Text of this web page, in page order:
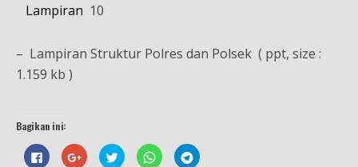
Lampiran 10
– Lampiran Struktur Polres dan Polsek ( ppt, size :
1.159 kb )
Bagikan ini:
K
l
K
l
K
l
K
l
K
l